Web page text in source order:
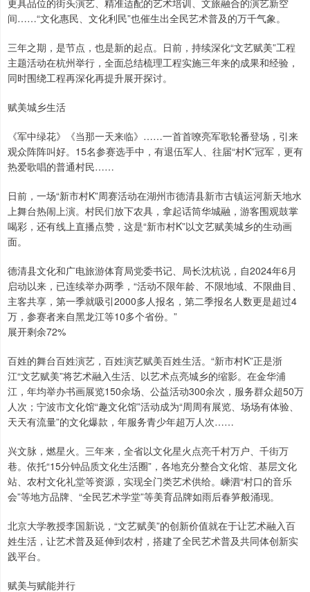
更具品位的街头演艺、精准适配的艺术培训、文旅融合的演艺新空
间……“文化惠民、文化利民”也催生出全民艺术普及的万千气象。
三年之期，是节点，也是新的起点。日前，持续深化“文艺赋美”工程
主题活动在杭州举行，全面总结梳理工程实施三年来的成果和经验，
同时围绕工程再深化再提升展开探讨。
赋美城乡生活
《军中绿花》《当那一天来临》……一首首嘹亮军歌轮番登场，引来
观众阵阵叫好。15名参赛选手中，有退伍军人、往届“村K”冠军，更有
热爱歌唱的普通村民……
日前，一场“新市村K”周赛活动在湖州市德清县新市古镇运河新天地水
上舞台热闹上演。村民们放下农具，拿起话筒华城融，游客围观鼓掌
喝彩，还有线上直播点赞，这是“新市村K”以文艺赋美城乡的生动画
面。
德清县文化和广电旅游体育局党委书记、局长沈杭说，自2024年6月
启动以来，已连续举办两季，“活动不限年龄、不限地域、不限曲目、
主客共享，第一季就吸引2000多人报名，第二季报名人数更是超过4
万，参赛者来自黑龙江等10多个省份。”
展开剩余72%
百姓的舞台百姓演艺，百姓演艺赋美百姓生活。“新市村K”正是浙
江“文艺赋美”将艺术融入生活、以艺术点亮城乡的缩影。在金华浦
江，年均举办书画展览150余场、公益活动300余次，服务群众超50万
人次；宁波市文化馆“趣文化馆”活动成为“周周有展览、场场有体验、
天天有流量”的文化爆款，年服务青少年超万人次……
兴文脉，燃星火。三年来，全省以文化星火点亮千村万户、千街万
巷。依托“15分钟品质文化生活圈”，各地充分整合文化馆、基层文化
站、农村文化礼堂等资源，实现全门类艺术供给。嵊泗“村口的音乐
会”等地方品牌、“全民艺术学堂”等美育品牌如雨后春笋般涌现。
北京大学教授李国新说，“文艺赋美”的创新价值就在于让艺术融入百
姓生活，让艺术普及延伸到农村，搭建了全民艺术普及共同体创新实
践平台。
赋美与赋能并行